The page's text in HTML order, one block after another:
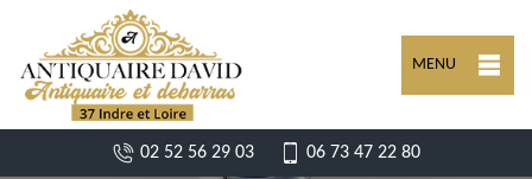
MENU
02 52 56 29 03 06 73 47 22 80